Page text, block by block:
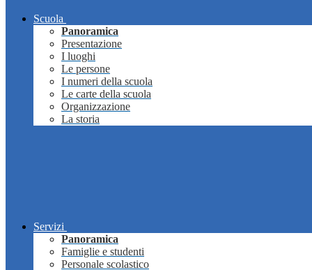
Scuola
Panoramica
Presentazione
I luoghi
Le persone
I numeri della scuola
Le carte della scuola
Organizzazione
La storia
Servizi
Panoramica
Famiglie e studenti
Personale scolastico